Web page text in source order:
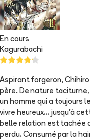
En cours
Kagurabachi
Aspirant forgeron,
père. De nature
un homme qui a toujours
vivre heureux... jusqu'à
belle relation est tachée
perdu. Consumé par la